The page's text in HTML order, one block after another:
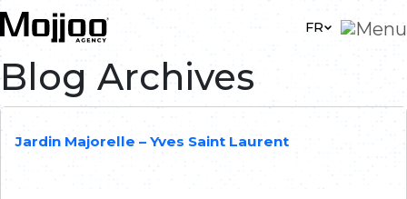
Skip to main content
FR
Blog Archives
Jardin Majorelle – Yves Saint Laurent